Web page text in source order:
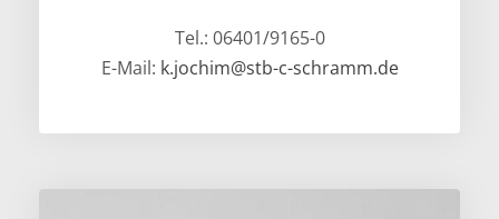
Tel.: 06401/9165-0
E-Mail: k.jochim@stb-c-schramm.de